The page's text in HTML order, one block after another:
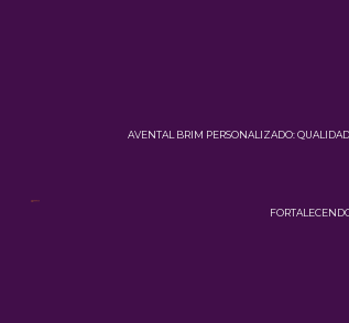
AVENTAL BRIM PERSONALIZADO: